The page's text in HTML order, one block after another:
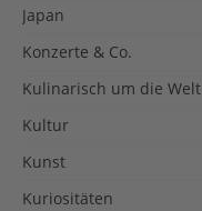
Japan
Konzerte & Co.
Kulinarisch um die Welt
Kultur
Kunst
Kuriositäten